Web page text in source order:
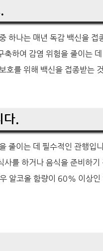
하나는 매년 독감 백신을
하여 감염 위험을 줄이는
호를 위해 백신을 접종받는
다.
줄이는 데 필수적인 관행입
를 하거나 음식을 준비하기
알코올 함량이 60% 이상